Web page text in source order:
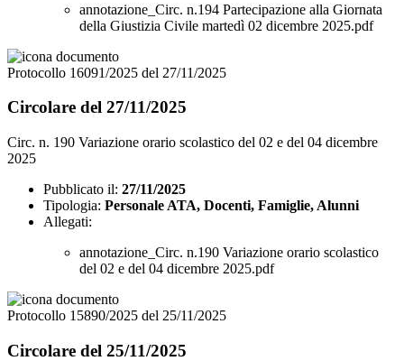
annotazione_Circ. n.194 Partecipazione alla Giornata
della Giustizia Civile martedì 02 dicembre 2025.pdf
Protocollo 16091/2025 del 27/11/2025
Circolare del 27/11/2025
Circ. n. 190 Variazione orario scolastico del 02 e del 04 dicembre
2025
Pubblicato il: 27/11/2025
Tipologia: Personale ATA, Docenti, Famiglie, Alunni
Allegati:
annotazione_Circ. n.190 Variazione orario scolastico
del 02 e del 04 dicembre 2025.pdf
Protocollo 15890/2025 del 25/11/2025
Circolare del 25/11/2025